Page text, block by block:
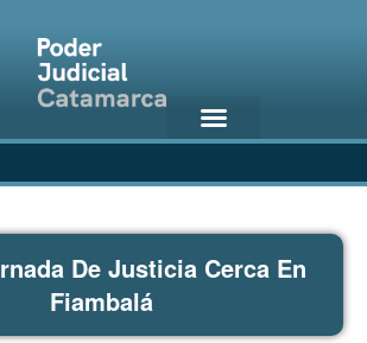
De Justicia Cerca En
Fiambalá